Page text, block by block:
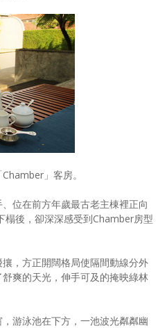
」客房。
位在前方年歲最古老主棟裡正向
榻後，卻深深感受到Chamber房型
，方正開闊格局使隔間動線分外
爽的天光，伸手可及的掩映綠林
游泳池在下方，一池波光粼粼幽